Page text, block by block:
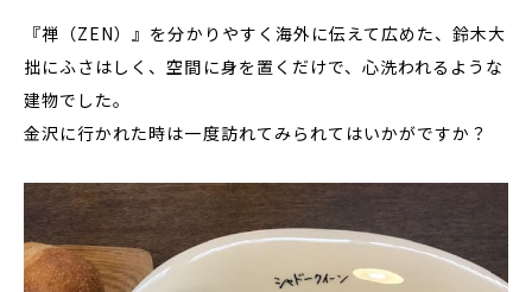
『禅（ZEN）』を分かりやすく海外に伝えて広めた、鈴木大
拙にふさはしく、空間に身を置くだけで、心洗われるような
建物でした。
金沢に行かれた時は一度訪れてみられてはいかがですか？